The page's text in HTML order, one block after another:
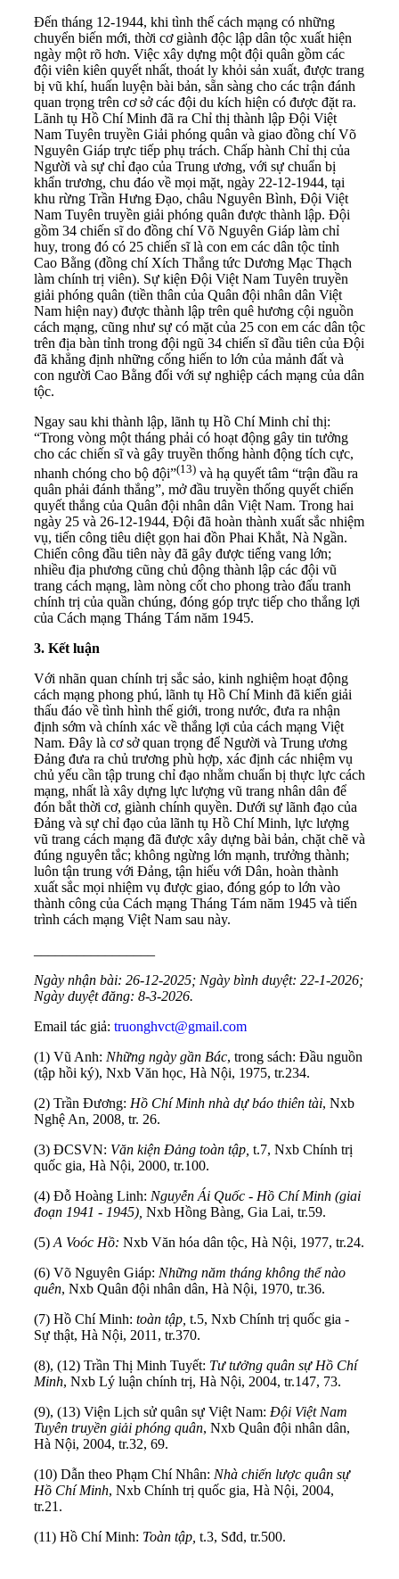
Đến tháng 12-1944, khi tình thế cách mạng có những
chuyển biến mới, thời cơ giành độc lập dân tộc xuất hiện
ngày một rõ hơn. Việc xây dựng một đội quân gồm các
đội viên kiên quyết nhất, thoát ly khỏi sản xuất, được trang
bị vũ khí, huấn luyện bài bản, sẵn sàng cho các trận đánh
quan trọng trên cơ sở các đội du kích hiện có được đặt ra.
Lãnh tụ Hồ Chí Minh đã ra Chỉ thị thành lập Đội Việt
Nam Tuyên truyền Giải phóng quân và giao đồng chí Võ
Nguyên Giáp trực tiếp phụ trách. Chấp hành Chỉ thị của
Người và sự chỉ đạo của Trung ương, với sự chuẩn bị
khẩn trương, chu đáo về mọi mặt, ngày 22-12-1944, tại
khu rừng Trần Hưng Đạo, châu Nguyên Bình, Đội Việt
Nam Tuyên truyền giải phóng quân được thành lập. Đội
gồm 34 chiến sĩ do đồng chí Võ Nguyên Giáp làm chỉ
huy, trong đó có 25 chiến sĩ là con em các dân tộc tỉnh
Cao Bằng (đồng chí Xích Thắng tức Dương Mạc Thạch
làm chính trị viên). Sự kiện Đội Việt Nam Tuyên truyền
giải phóng quân (tiền thân của Quân đội nhân dân Việt
Nam hiện nay) được thành lập trên quê hương cội nguồn
cách mạng, cũng như sự có mặt của 25 con em các dân tộc
trên địa bàn tỉnh trong đội ngũ 34 chiến sĩ đầu tiên của Đội
đã khẳng định những cống hiến to lớn của mảnh đất và
con người Cao Bằng đối với sự nghiệp cách mạng của dân
tộc.
Ngay sau khi thành lập, lãnh tụ Hồ Chí Minh chỉ thị:
“Trong vòng một tháng phải có hoạt động gây tin tưởng
cho các chiến sĩ và gây truyền thống hành động tích cực,
nhanh chóng cho bộ đội”(13) và hạ quyết tâm “trận đầu ra
quân phải đánh thắng”, mở đầu truyền thống quyết chiến
quyết thắng của Quân đội nhân dân Việt Nam. Trong hai
ngày 25 và 26-12-1944, Đội đã hoàn thành xuất sắc nhiệm
vụ, tiến công tiêu diệt gọn hai đồn Phai Khắt, Nà Ngần.
Chiến công đầu tiên này đã gây được tiếng vang lớn;
nhiều địa phương cũng chủ động thành lập các đội vũ
trang cách mạng, làm nòng cốt cho phong trào đấu tranh
chính trị của quần chúng, đóng góp trực tiếp cho thắng lợi
của Cách mạng Tháng Tám năm 1945.
3. Kết luận
Với nhãn quan chính trị sắc sảo, kinh nghiệm hoạt động
cách mạng phong phú, lãnh tụ Hồ Chí Minh đã kiến giải
thấu đáo về tình hình thế giới, trong nước, đưa ra nhận
định sớm và chính xác về thắng lợi của cách mạng Việt
Nam. Đây là cơ sở quan trọng để Người và Trung ương
Đảng đưa ra chủ trương phù hợp, xác định các nhiệm vụ
chủ yếu cần tập trung chỉ đạo nhằm chuẩn bị thực lực cách
mạng, nhất là xây dựng lực lượng vũ trang nhân dân để
đón bắt thời cơ, giành chính quyền. Dưới sự lãnh đạo của
Đảng và sự chỉ đạo của lãnh tụ Hồ Chí Minh, lực lượng
vũ trang cách mạng đã được xây dựng bài bản, chặt chẽ và
đúng nguyên tắc; không ngừng lớn mạnh, trưởng thành;
luôn tận trung với Đảng, tận hiếu với Dân, hoàn thành
xuất sắc mọi nhiệm vụ được giao, đóng góp to lớn vào
thành công của Cách mạng Tháng Tám năm 1945 và tiến
trình cách mạng Việt Nam sau này.
Ngày nhận bài: 26-12-2025; Ngày bình duyệt: 22-1-2026;
Ngày duyệt đăng: 8-3-2026.
Email tác giả: truonghvct@gmail.com
(1) Vũ Anh: Những ngày gần Bác, trong sách: Đầu nguồn
(tập hồi ký), Nxb Văn học, Hà Nội, 1975, tr.234.
(2) Trần Đương: Hồ Chí Minh nhà dự báo thiên tài, Nxb
Nghệ An, 2008, tr. 26.
(3) ĐCSVN: Văn kiện Đảng toàn tập, t.7, Nxb Chính trị
quốc gia, Hà Nội, 2000, tr.100.
(4) Đỗ Hoàng Linh: Nguyễn Ái Quốc - Hồ Chí Minh (giai
đoạn 1941 - 1945), Nxb Hồng Bàng, Gia Lai, tr.59.
(5) A Voóc Hồ: Nxb Văn hóa dân tộc, Hà Nội, 1977, tr.24.
(6) Võ Nguyên Giáp: Những năm tháng không thể nào
quên, Nxb Quân đội nhân dân, Hà Nội, 1970, tr.36.
(7) Hồ Chí Minh: toàn tập, t.5, Nxb Chính trị quốc gia -
Sự thật, Hà Nội, 2011, tr.370.
(8), (12) Trần Thị Minh Tuyết: Tư tưởng quân sự Hồ Chí
Minh, Nxb Lý luận chính trị, Hà Nội, 2004, tr.147, 73.
(9), (13) Viện Lịch sử quân sự Việt Nam: Đội Việt Nam
Tuyên truyền giải phóng quân, Nxb Quân đội nhân dân,
Hà Nội, 2004, tr.32, 69.
(10) Dẫn theo Phạm Chí Nhân: Nhà chiến lược quân sự
Hồ Chí Minh, Nxb Chính trị quốc gia, Hà Nội, 2004,
tr.21.
(11) Hồ Chí Minh: Toàn tập, t.3, Sđd, tr.500.